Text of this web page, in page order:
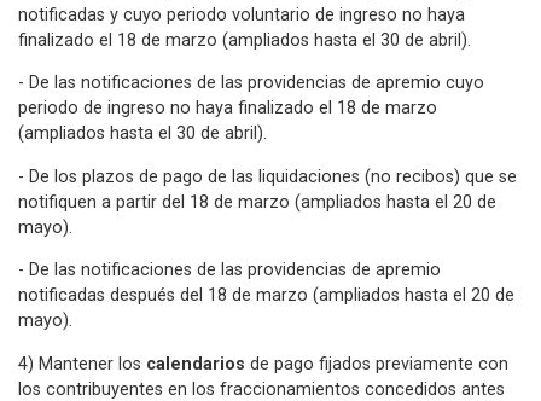
notificadas y cuyo periodo voluntario de ingreso no haya
finalizado el 18 de marzo (ampliados hasta el 30 de abril).
- De las notificaciones de las providencias de apremio cuyo
periodo de ingreso no haya finalizado el 18 de marzo
(ampliados hasta el 30 de abril).
- De los plazos de pago de las liquidaciones (no recibos) que se
notifiquen a partir del 18 de marzo (ampliados hasta el 20 de
mayo).
- De las notificaciones de las providencias de apremio
notificadas después del 18 de marzo (ampliados hasta el 20 de
mayo).
4) Mantener los calendarios de pago fijados previamente con
los contribuyentes en los fraccionamientos concedidos antes